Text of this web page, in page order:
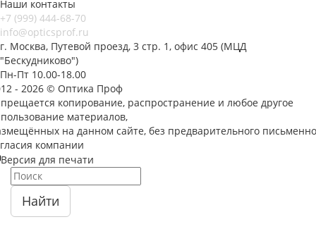
Наши контакты
+7 (999) 444-68-70
info@opticsprof.ru
г. Москва, Путевой проезд, 3 стр. 1, офис 405 (МЦД
"Бескудниково")
Пн-Пт 10.00-18.00
- 2026 © Оптика Проф
копирование, распространение и любое другое
материалов,
на данном сайте, без предварительного
компании
Версия для печати
Найти